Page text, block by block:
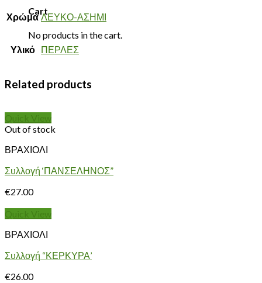
Cart
No products in the cart.
Χρώμα ΛΕΥΚΟ-ΑΣΗΜΙ
Υλικό ΠΕΡΛΕΣ
Related products
Quick View
Out of stock
ΒΡΑΧΙΟΛΙ
Συλλογή ‘ΠΑΝΣΕΛΗΝΟΣ”
€27.00
Quick View
ΒΡΑΧΙΟΛΙ
Συλλογή “ΚΕΡΚΥΡΑ’
€26.00